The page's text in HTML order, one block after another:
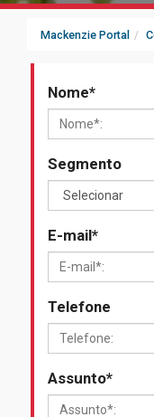
Mackenzie Portal
Nome*
Segmento
E-mail*
Telefone
Assunto*